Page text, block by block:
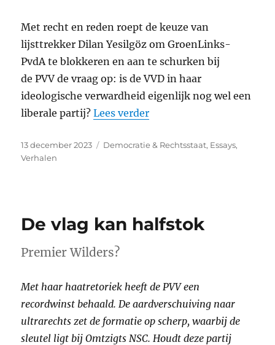
Met recht en reden roept de keuze van
lijsttrekker Dilan Yesilgöz om GroenLinks-
PvdA te blokkeren en aan te schurken bij
dePVV de vraag op: is deVVD in haar
ideologische verwardheid eigenlijk nog wel een
liberale partij?Lees verder“Met het bleekwater
Geplaatst
op
13 december 2023 Categorieën
Democratie & Rechtsstaat, Essays,
Verhalen
De vlag kan halfstok
Premier Wilders?
Met haar haatretoriek heeft de PVV een
recordwinst behaald. De aardverschuiving naar
ultrarechts zet de formatie op scherp, waarbij de
sleutel ligt bij Omtzigts NSC. Houdt deze partij